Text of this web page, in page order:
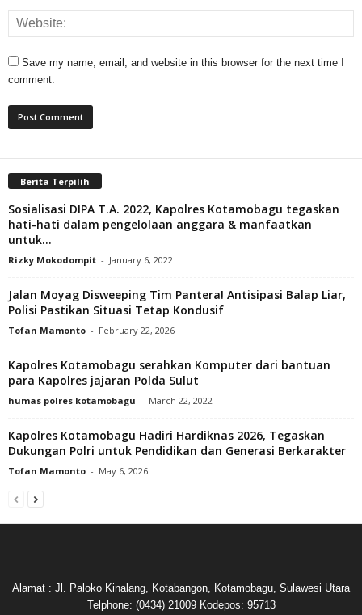
Save my name, email, and website in this browser for the next time I
comment.
Berita Terpilih
Sosialisasi DIPA T.A. 2022, Kapolres Kotamobagu tegaskan
hati-hati dalam pengelolaan anggara & manfaatkan
untuk...
Rizky Mokodompit - January 6, 2022
Jalan Moyag Disweeping Tim Pantera! Antisipasi Balap Liar,
Polisi Pastikan Situasi Tetap Kondusif
Tofan Mamonto - February 22, 2026
Kapolres Kotamobagu serahkan Komputer dari bantuan
para Kapolres jajaran Polda Sulut
humas polres kotamobagu - March 22, 2022
Kapolres Kotamobagu Hadiri Hardiknas 2026, Tegaskan
Dukungan Polri untuk Pendidikan dan Generasi Berkarakter
Tofan Mamonto - May 6, 2026
Alamat : Jl. Paloko Kinalang, Kotabangon, Kotamobagu, Sulawesi Utara
Telphone: (0434) 21009 Kodepos: 95713